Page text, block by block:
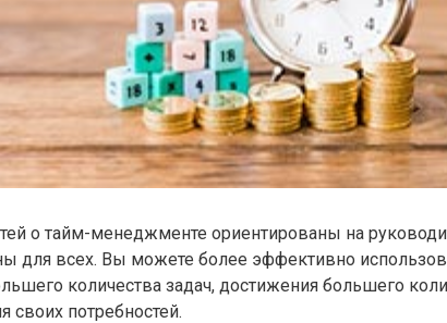
о тайм-менеджменте ориентированы на
для всех. Вы можете более эффективно
количества задач, достижения большего
своих потребностей.